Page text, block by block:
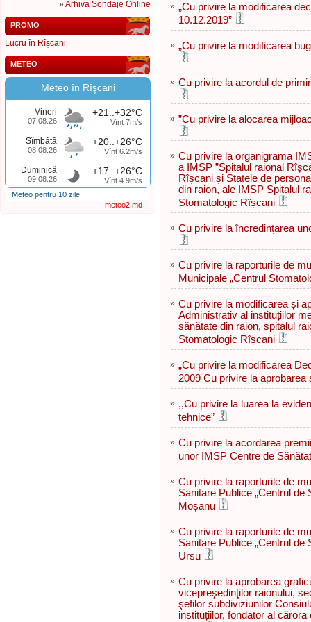
»Arhiva Sondaje Online
PROMO
Lucru în Rîșcani
METEO
Meteo în Rîşcani
Vineri
07.08.26
+21..+32°C
Vînt 7m/s
Sîmbătă
08.08.26
+20..+26°C
Vînt 6.2m/s
Duminică
09.08.26
+17..+26°C
Vînt 4.9m/s
Meteo pentru 10 zile
meteo2.md
» „Cu privire la modificarea
10.12.2019”
» „Cu privire la modificarea
» Cu privire la acordul de
» ”Сu privire la alocarea
» Cu privire la organigrama
a IMSP ”Spitalul raional
Rîșcani și Statele de
din raion, ale IMSP Spitalul
Stomatologic Rîșcani
» Cu privire la încredințarea
» Cu privire la raporturile de
Municipale „Centrul
» Cu privire la modificarea și
Administrativ al instituțiilor
sănătate din raion, spitalul
Stomatologic Rîșcani
» „Cu privire la modificarea
2009 Cu privire la aprobarea
» ,,Cu privire la luarea la
tehnice”
» Cu privire la acordarea
unor IMSP Centre de
» Cu privire la raporturile de
Sanitare Publice „Centrul de
Moșanu
» Cu privire la raporturile de
Sanitare Publice „Centrul de
Ursu
» Cu privire la aprobarea
vicepreşedinţilor raionului,
şefilor subdiviziunilor
instituțiilor, fondator al